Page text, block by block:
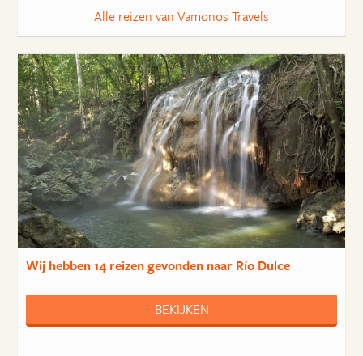
Alle reizen van Vamonos Travels
Wij hebben14 reizengevonden naar Río Dulce
BEKIJKEN